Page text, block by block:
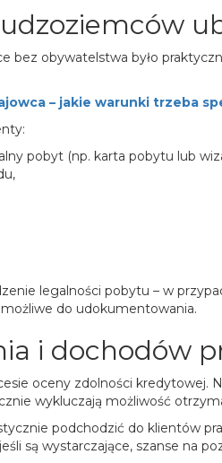
bez obywatelstwa było
– jakie warunki trzeba
pobyt (np. karta pobytu lub
legalności pobytu – w
do udokumentowania.
i dochodów
oceny zdolności kredytowej.
wykluczają możliwość
podchodzić do klientów
są wystarczające, szanse na